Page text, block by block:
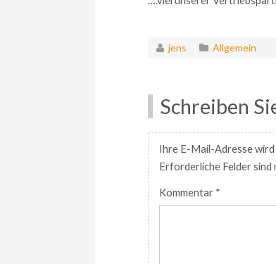
jens Allgemein
Schreiben
Ihre E-Mail-Adresse
Erforderliche Felder sind
Kommentar *